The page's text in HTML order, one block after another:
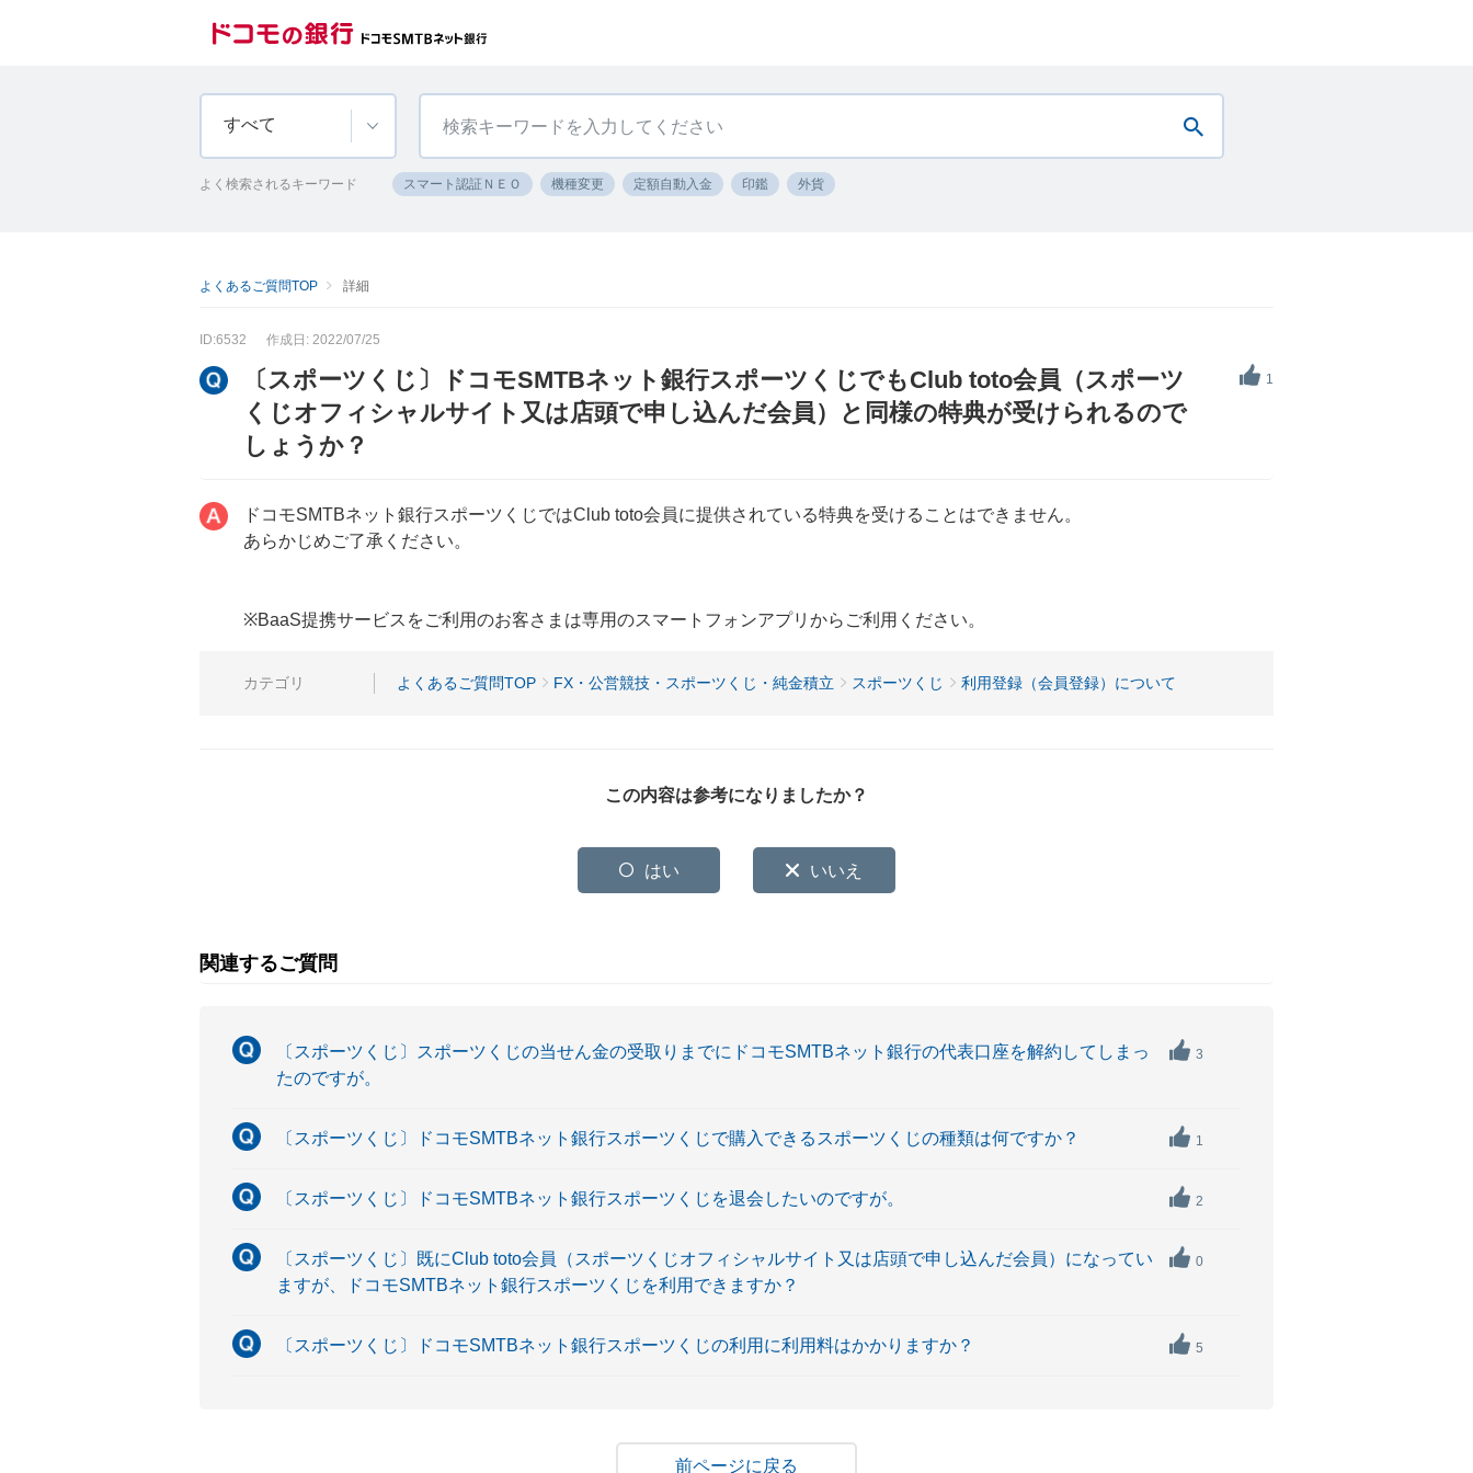
すべて
よく検索されるキーワード スマート認証ＮＥＯ 機種変更 定額自動入金 印鑑 外貨
よくあるご質問TOP 詳細
ID:6532 作成日: 2022/07/25
1
〔スポーツくじ〕ドコモSMTBネット銀行スポーツくじでもClub toto会員（スポーツ
くじオフィシャルサイト又は店頭で申し込んだ会員）と同様の特典が受けられるので
しょうか？
ドコモSMTBネット銀行スポーツくじではClub toto会員に提供されている特典を受けることはできません。
あらかじめご了承ください。
※BaaS提携サービスをご利用のお客さまは専用のスマートフォンアプリからご利用ください。
カテゴリ よくあるご質問TOP FX・公営競技・スポーツくじ・純金積立 スポーツくじ 利用登録（会員登録）について
この内容は参考になりましたか？
はい いいえ
関連するご質問
〔スポーツくじ〕スポーツくじの当せん金の受取りまでにドコモSMTBネット銀行の代表口座を解約してしまっ
たのですが。
3
〔スポーツくじ〕ドコモSMTBネット銀行スポーツくじで購入できるスポーツくじの種類は何ですか？ 1
〔スポーツくじ〕ドコモSMTBネット銀行スポーツくじを退会したいのですが。 2
〔スポーツくじ〕既にClub toto会員（スポーツくじオフィシャルサイト又は店頭で申し込んだ会員）になってい
ますが、ドコモSMTBネット銀行スポーツくじを利用できますか？
0
〔スポーツくじ〕ドコモSMTBネット銀行スポーツくじの利用に利用料はかかりますか？ 5
戻る